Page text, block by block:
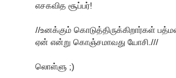
எசகவித சூப்பர்!
//உனக்கும் கொடுத்திருக்கிறார்கள்
ஏன் என்று கொஞ்சமாவது யோசி.///
லொள்ளு ;)